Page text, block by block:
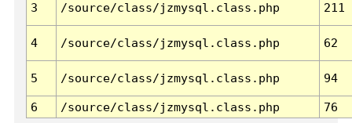
3 /source/class/jzmysql.class.php 211
4 /source/class/jzmysql.class.php 62
5 /source/class/jzmysql.class.php 94
6 /source/class/jzmysql.class.php 76